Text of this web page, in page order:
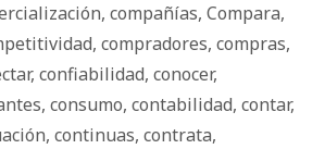
, compañías, Compara,
, compradores, compras,
, confiabilidad, conocer,
, consumo, contabilidad, contar,
, continuas, contrata,